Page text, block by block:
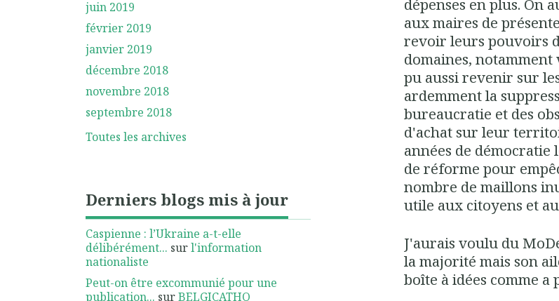
juin 2019
février 2019
janvier 2019
décembre 2018
novembre 2018
septembre 2018
Toutes les archives
Derniers blogs mis à jour
Caspienne : l’Ukraine a-t-elle
délibérément... surl'information
nationaliste
Peut-on être excommunié pour une
publication... surBELGICATHO
dépenses en plus. On
aux maires de
revoir leurs pouvoirs
domaines,
pu aussi revenir sur
ardemment la
bureaucratie et des
d'achat sur leur
années de démocratie
de réforme pour
nombre de maillons
utile aux citoyens et
J'aurais voulu du
la majorité mais son
boîte à idées comme a